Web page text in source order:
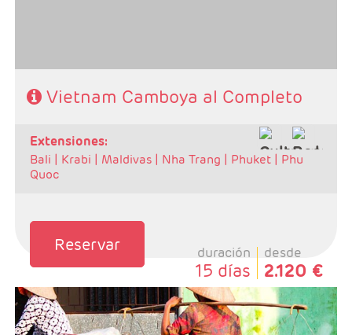
Vietnam Camboya al Completo
extensiones:
Bali | Krabi | Maldivas | Nha Trang | Phuket | Phu
Quoc
Reservar duración
15 días
desde
2.120 €
- Salidas: Martes
- Ruta: 2 noches Ho Chi Minh, 2 noches Hoi An, 2